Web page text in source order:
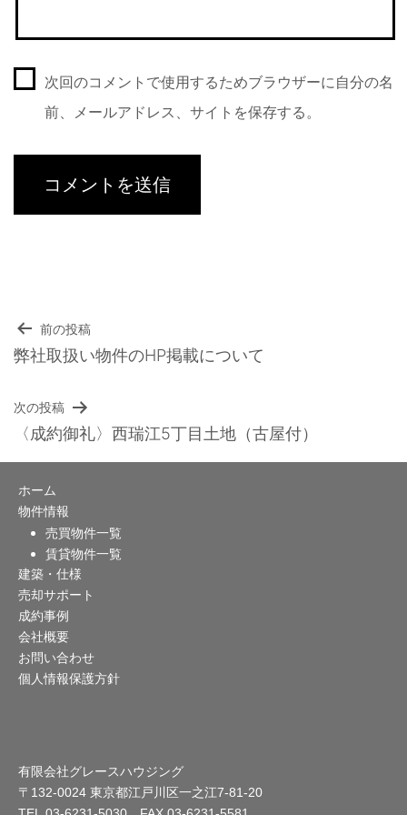
次回のコメントで使用するためブラウザーに自分の名
前、メールアドレス、サイトを保存する。
投
稿
ナ
ビ
ゲ
ー
シ
ョ
ン
前の投稿
弊社取扱い物件のHP掲載について
次の投稿
〈成約御礼〉西瑞江5丁目土地（古屋付）
ホーム
物件情報
売買物件一覧
賃貸物件一覧
建築・仕様
売却サポート
成約事例
会社概要
お問い合わせ
個人情報保護方針
有限会社グレースハウジング
〒132-0024 東京都江戸川区一之江7-81-20